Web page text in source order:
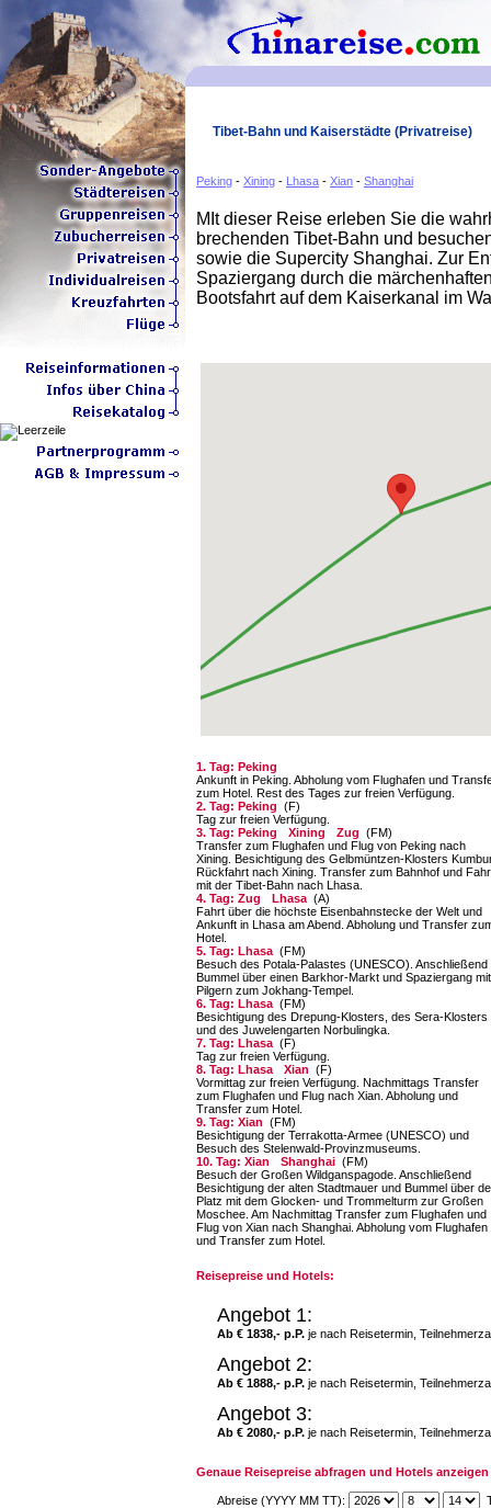
Tibet-Bahn und Kaiserstädte (Privatreise)
Peking - Xining - Lhasa - Xian - Shanghai
MIt dieser Reise erleben Sie die
brechenden Tibet-Bahn und
sowie die Supercity Shanghai. Zur
Spaziergang durch die
Bootsfahrt auf dem Kaiserkanal im
1. Tag: Peking
Ankunft in Peking. Abholung vom Flughafen und
zum Hotel. Rest des Tages zur freien Verfügung.
2. Tag: Peking (F)
Tag zur freien Verfügung.
3. Tag: Peking
Xining Zug (FM)
Transfer zum Flughafen und Flug von Peking nach
Xining. Besichtigung des Gelbmüntzen-Klosters
Rückfahrt nach Xining. Transfer zum Bahnhof und
mit der Tibet-Bahn nach Lhasa.
4. Tag: Zug
Lhasa (A)
Fahrt über die höchste Eisenbahnstecke der Welt und
Ankunft in Lhasa am Abend. Abholung und Transfer
Hotel.
5. Tag: Lhasa (FM)
Besuch des Potala-Palastes (UNESCO). Anschließend
Bummel über einen Barkhor-Markt und Spaziergang mit
Pilgern zum Jokhang-Tempel.
6. Tag: Lhasa (FM)
Besichtigung des Drepung-Klosters, des Sera-Klosters
und des Juwelengarten Norbulingka.
7. Tag: Lhasa (F)
Tag zur freien Verfügung.
8. Tag: Lhasa
Xian (F)
Vormittag zur freien Verfügung. Nachmittags Transfer
zum Flughafen und Flug nach Xian. Abholung und
Transfer zum Hotel.
9. Tag: Xian (FM)
Besichtigung der Terrakotta-Armee (UNESCO) und
Besuch des Stelenwald-Provinzmuseums.
10. Tag: Xian
Shanghai (FM)
Besuch der Großen Wildganspagode. Anschließend
Besichtigung der alten Stadtmauer und Bummel über
Platz mit dem Glocken- und Trommelturm zur Großen
Moschee. Am Nachmittag Transfer zum Flughafen und
Flug von Xian nach Shanghai. Abholung vom Flughafen
und Transfer zum Hotel.
Reisepreise und Hotels:
Angebot 1:
Ab € 1838,- p.P. je nach Reisetermin,
Angebot 2:
Ab € 1888,- p.P. je nach Reisetermin,
Angebot 3:
Ab € 2080,- p.P. je nach Reisetermin,
Genaue Reisepreise abfragen und Hotels
Abreise (YYYY MM TT):